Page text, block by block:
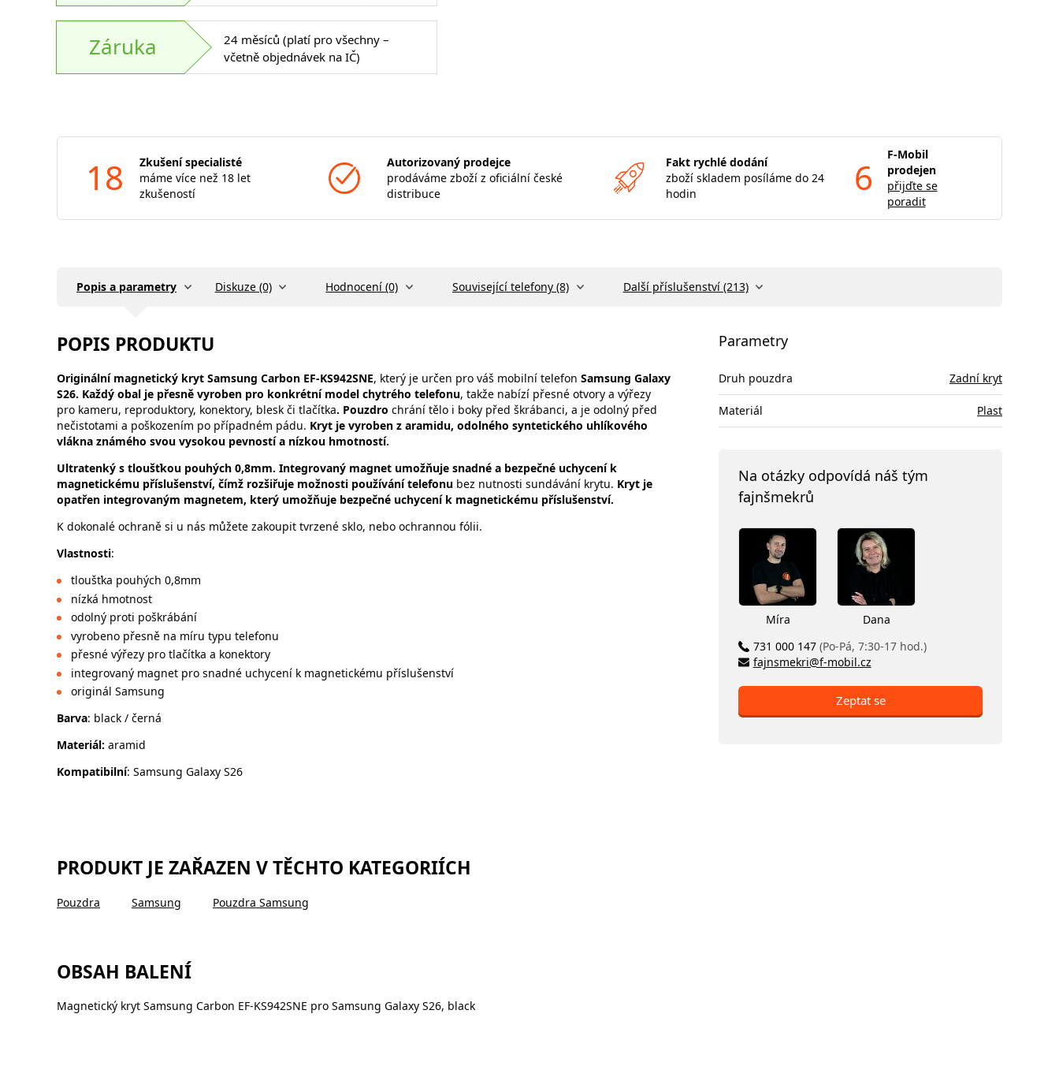
Záruka
24 měsíců (platí pro všechny –
včetně objednávek na IČ)
18
Zkušení specialisté
máme více než 18 let
zkušeností
Autorizovaný prodejce
prodáváme zboží z oficiální české
distribuce
Fakt rychlé dodání
zboží skladem posíláme do 24
hodin
6
F-Mobil
prodejen
přijďte se
poradit
Popis a parametry Diskuze (0) Hodnocení (0) Související telefony (8) Další příslušenství (213)
POPIS PRODUKTU
Originální magnetický kryt Samsung Carbon EF-KS942SNE, který je určen pro váš mobilní telefon Samsung Galaxy
S26. Každý obal je přesně vyroben pro konkrétní model chytrého telefonu, takže nabízí přesné otvory a výřezy
pro kameru, reproduktory, konektory, blesk či tlačítka. Pouzdro chrání tělo i boky před škrábanci, a je odolný před
nečistotami a poškozením po případném pádu. Kryt je vyroben z aramidu, odolného syntetického uhlíkového
vlákna známého svou vysokou pevností a nízkou hmotností.
Ultratenký s tloušťkou pouhých 0,8mm. Integrovaný magnet umožňuje snadné a bezpečné uchycení k
magnetickému příslušenství, čímž rozšiřuje možnosti používání telefonu bez nutnosti sundávání krytu. Kryt je
opatřen integrovaným magnetem, který umožňuje bezpečné uchycení k magnetickému příslušenství.
K dokonalé ochraně si u nás můžete zakoupit tvrzené sklo, nebo ochrannou fólii.
Vlastnosti:
tloušťka pouhých 0,8mm
nízká hmotnost
odolný proti poškrábání
vyrobeno přesně na míru typu telefonu
přesné výřezy pro tlačítka a konektory
integrovaný magnet pro snadné uchycení k magnetickému příslušenství
originál Samsung
Barva: black / černá
Materiál: aramid
Kompatibilní: Samsung Galaxy S26
PRODUKT JE ZAŘAZEN V TĚCHTO KATEGORIÍCH
Pouzdra Samsung Pouzdra Samsung
OBSAH BALENÍ
Magnetický kryt Samsung Carbon EF-KS942SNE pro Samsung Galaxy S26, black
Parametry
Druh pouzdra Zadní kryt
Materiál Plast
Na otázky odpovídá náš tým
fajnšmekrů
Míra
Dana
731 000 147 (Po-Pá, 7:30-17 hod.)
fajnsmekri@f-mobil.cz
Zeptat se